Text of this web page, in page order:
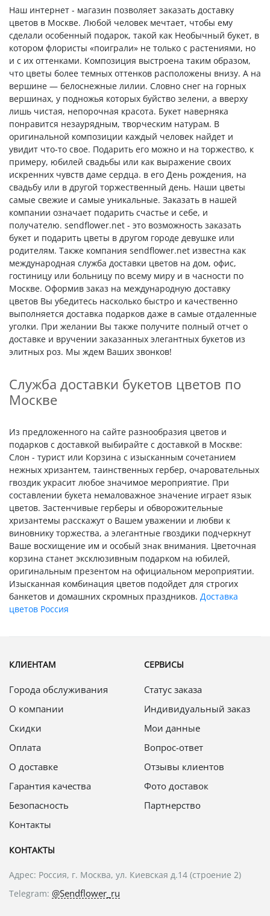
Наш интернет - магазин позволяет заказать доставку
цветов в Москве. Любой человек мечтает, чтобы ему
сделали особенный подарок, такой как Необычный букет, в
котором флористы «поиграли» не только с растениями, но
и с их оттенками. Композиция выстроена таким образом,
что цветы более темных оттенков расположены внизу. А на
вершине — белоснежные лилии. Словно снег на горных
вершинах, у подножья которых буйство зелени, а вверху
лишь чистая, непорочная красота. Букет наверняка
понравится незаурядным, творческим натурам. В
оригинальной композиции каждый человек найдет и
увидит что-то свое. Подарить его можно и на торжество, к
примеру, юбилей свадьбы или как выражение своих
искренних чувств даме сердца. в его День рождения, на
свадьбу или в другой торжественный день. Наши цветы
самые свежие и самые уникальные. Заказать в нашей
компании означает подарить счастье и себе, и
получателю. sendflower.net - это возможность заказать
букет и подарить цветы в другом городе девушке или
родителям. Также компания sendflower.net известна как
международная служба доставки цветов на дом, офис,
гостиницу или больницу по всему миру и в часности по
Москве. Оформив заказ на международную доставку
цветов Вы убедитесь насколько быстро и качественно
выполняется доставка подарков даже в самые отдаленные
уголки. При желании Вы также получите полный отчет о
доставке и вручении заказанных элегантных букетов из
элитных роз. Мы ждем Ваших звонков!
Служба доставки букетов цветов по
Москве
Из предложенного на сайте разнообразия цветов и
подарков с доставкой выбирайте с доставкой в Москве:
Слон - турист или Корзина с изысканным сочетанием
нежных хризантем, таинственных гербер, очаровательных
гвоздик украсит любое значимое мероприятие. При
составлении букета немаловажное значение играет язык
цветов. Застенчивые герберы и обворожительные
хризантемы расскажут о Вашем уважении и любви к
виновнику торжества, а элегантные гвоздики подчеркнут
Ваше восхищение им и особый знак внимания. Цветочная
корзина станет эксклюзивным подарком на юбилей,
оригинальным презентом на официальном мероприятии.
Изысканная комбинация цветов подойдет для строгих
банкетов и домашних скромных праздников. Доставка
цветов Россия
КЛИЕНТАМ
Города обслуживания
О компании
Скидки
Оплата
О доставке
Гарантия качества
Безопасность
Контакты
СЕРВИСЫ
Статус заказа
Индивидуальный заказ
Мои данные
Вопрос-ответ
Отзывы клиентов
Фото доставок
Партнерство
КОНТАКТЫ
Адрес: Россия, г. Москва, ул. Киевская д.14 (строение 2)
Telegram: @Sendflower_ru